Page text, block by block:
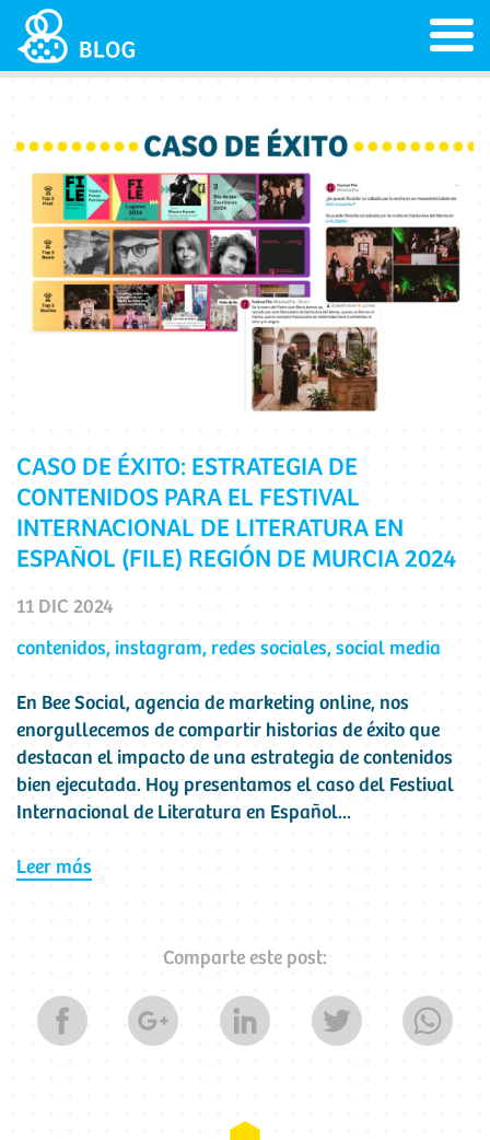
CASO DE ÉXITO: ESTRATEGIA DE
CONTENIDOS PARA EL FESTIVAL
INTERNACIONAL DE LITERATURA EN
ESPAÑOL (FILE) REGIÓN DE MURCIA 2024
11 DIC 2024
contenidos, instagram, redes sociales, social media
En Bee Social, agencia de marketing online, nos
enorgullecemos de compartir historias de éxito que
destacan el impacto de una estrategia de contenidos
bien ejecutada. Hoy presentamos el caso del Festival
Internacional de Literatura en Español...
Leer más
Comparte este post: